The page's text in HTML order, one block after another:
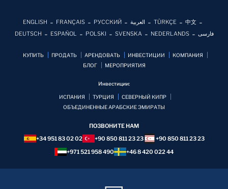
ENGLISH FRANÇAIS РУССКИЙ العربية TÜRKÇE
中文
DEUTSCH
ESPAÑOL POLSKI SVENSKA NEDERLANDS فارسی
КУПИТЬ ПРОДАТЬ АРЕНДОВАТЬ ИНВЕСТИЦИИ
КОМПАНИЯ
БЛОГ
MЕРОПРИЯТИЯ
Инвестиции:
ИСПАНИЯ ТУРЦИЯ
СЕВЕРНЫЙ КИПР
ОБЪЕДИНЕННЫЕ АРАБСКИЕ ЭМИРАТЫ
ПОЗВОНИТЕ НАМ
+34 951 83 02 02
+90 850 811 23 23
+90 850 811 23 23
+971 521 958 490
+46 8 420 022 44